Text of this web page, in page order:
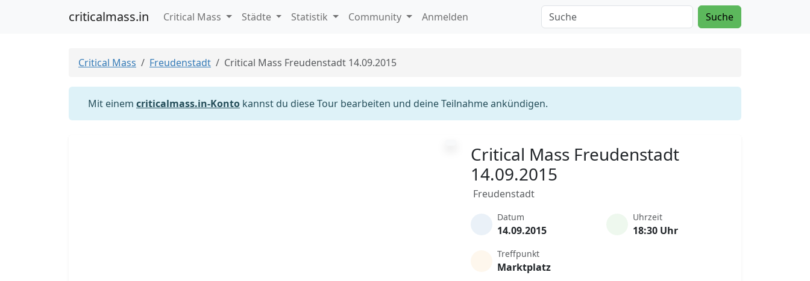
criticalmass.in Critical Mass Städte Statistik Community Anmelden Suche
Critical Mass Freudenstadt Critical Mass Freudenstadt 14.09.2015
Mit einem criticalmass.in-Konto kannst du diese Tour bearbeiten und deine Teilnahme ankündigen.
Critical Mass Freudenstadt
14.09.2015
Freudenstadt
Datum
14.09.2015
Uhrzeit
18:30 Uhr
Treffpunkt
Marktplatz